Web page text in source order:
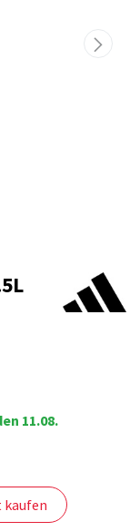
11.08.